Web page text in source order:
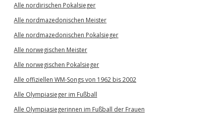
Alle nordirischen Pokalsieger
Alle nordmazedonischen Meister
Alle nordmazedonischen Pokalsieger
Alle norwegischen Meister
Alle norwegischen Pokalsieger
Alle offiziellen WM-Songs von 1962 bis 2002
Alle Olympiasieger im Fußball
Alle Olympiasiegerinnen im Fußball der Frauen